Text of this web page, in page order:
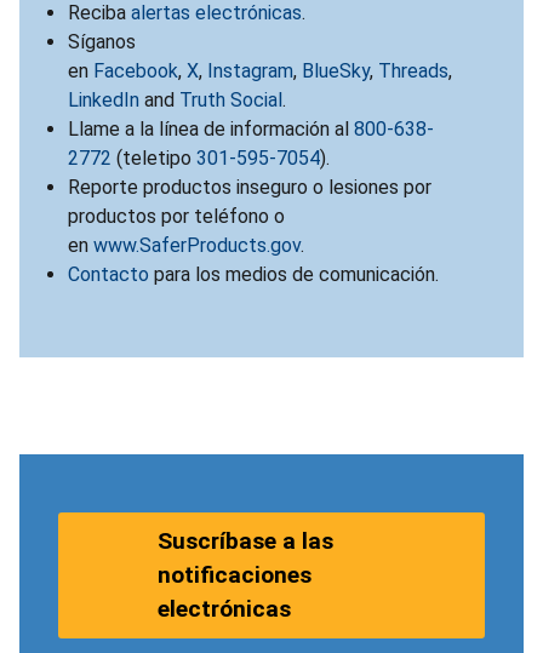
Reciba alertas electrónicas.
Síganos
en Facebook, X, Instagram, BlueSky, Threads,
LinkedIn and Truth Social.
Llame a la línea de información al 800-638-
2772 (teletipo 301-595-7054).
Reporte productos inseguro o lesiones por
productos por teléfono o
en www.SaferProducts.gov.
Contacto para los medios de comunicación.
Suscríbase a las
notificaciones
electrónicas